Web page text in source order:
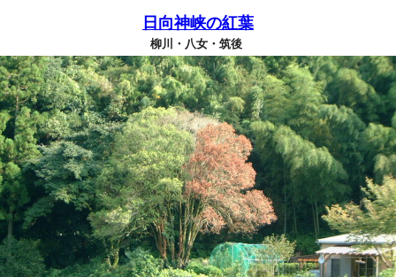
日向神峡の紅葉
柳川・八女・筑後